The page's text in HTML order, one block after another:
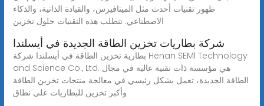
ظهور تقنيات أحدث مثل الميتافيرس، والقيادة الذاتية، والذكاء
الاصطناعي. تتطلب هذه التقنيات حلول تخزين
شركة بطاريات تخزين الطاقة الجديدة في أيسلندا
بطارية تخزين الطاقة في أيسلندا شركة Henan SEMl Technology
and Science Co., Ltd. هي مؤسسة ذات تقنية عالية في مجال
الطاقة الجديدة، تعمل بشكل رئيسي في معالجة منتجات تخزين الطاقة
وأكبر تخزين للبطاريات على نطاق